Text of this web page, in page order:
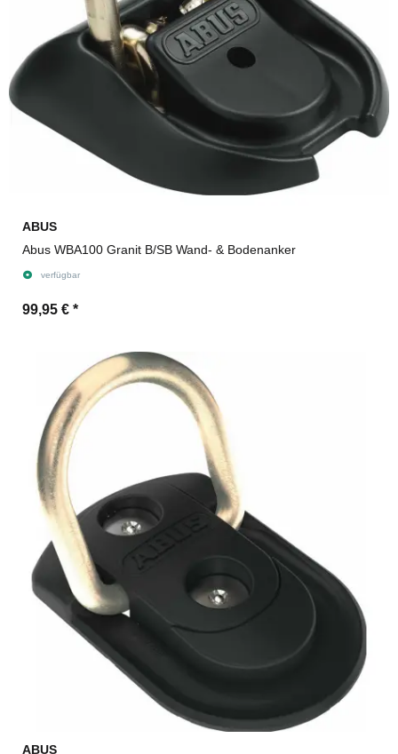
ABUS
Abus WBA100 Granit B/SB Wand- & Bodenanker
verfügbar
99,95 € *
ABUS